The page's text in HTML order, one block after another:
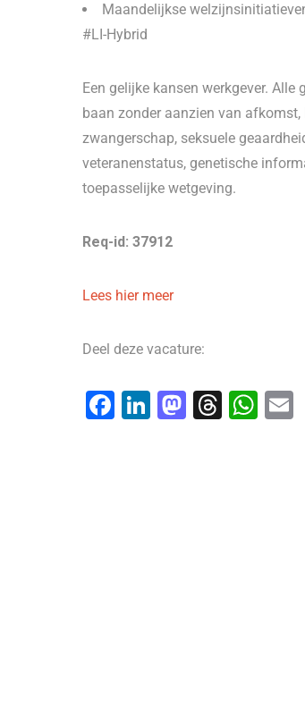
Maandelijkse
#LI-Hybrid
Een gelijke kansen werkgever.
baan zonder aanzien van
zwangerschap, seksuele
veteranenstatus, genetische
toepasselijke wetgeving.
Req-id: 37912
Lees hier meer
Deel deze vacature:
F
Li
M T
W